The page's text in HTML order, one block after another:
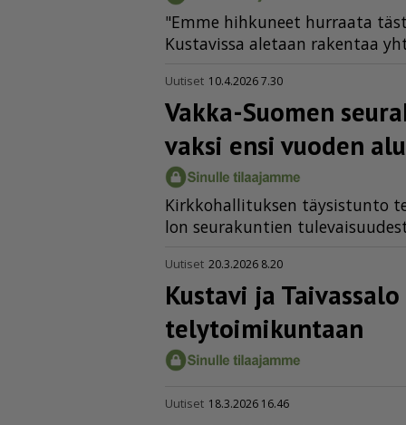
"Em­me hih­ku­neet hur­raa­ta
Kus­ta­vis­sa ale­taan ra­ken­taa
Uutiset 10.4.2026 7.30
Vakka-Suomen
vaksi ensi vuoden
Kirk­ko­hal­li­tuk­sen täy­sis­tun­to
lon seu­ra­kun­tien
Uutiset 20.3.2026 8.20
Kustavi ja
te­ly­toi­mi­kuntaan
Uutiset 18.3.2026 16.46